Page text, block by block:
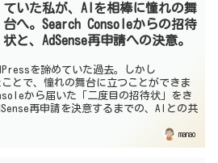
ていた私が、AIを相棒に憧れの舞
台へ。Search Consoleからの招待
状と、AdSense再申請への決意。
を諦めていた過去。しかし
とで、憧れの舞台に立つことができま
から届いた「二度目の招待状」をき
再申請を決意するまでの、AIとの共
manao